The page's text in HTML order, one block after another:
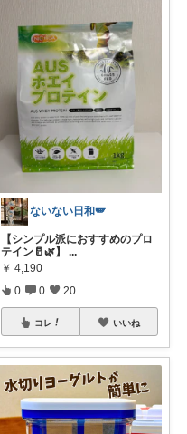
ないない日和🪽
【シンプル派におすすめのプロ
テイン🥛🌿】 ...
￥ 4,190
0 0 20
コレ いいね